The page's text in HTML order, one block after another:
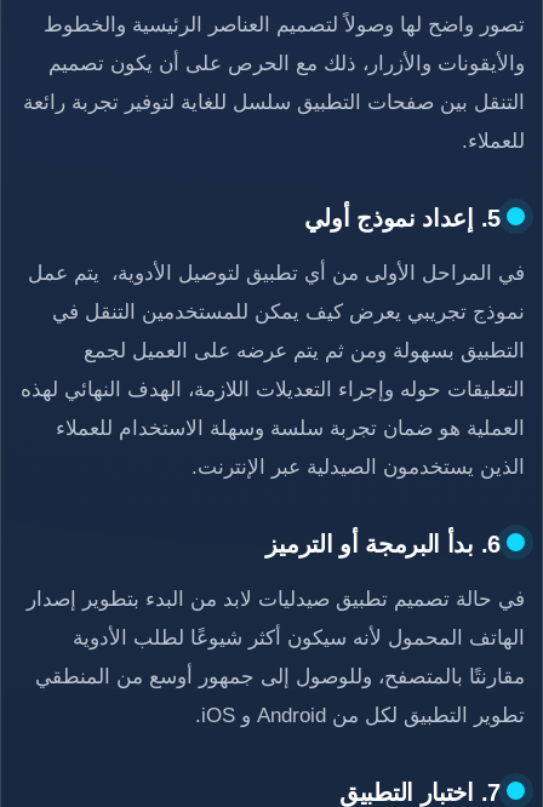
تصور واضح لها وصولاً لتصميم العناصر الرئيسية والخطوط
والأيقونات والأزرار، ذلك مع الحرص على أن يكون تصميم
التنقل بين صفحات التطبيق سلسل للغاية لتوفير تجربة رائعة
للعملاء.
5. إعداد نموذج أولي
في المراحل الأولى من أي تطبيق لتوصيل الأدوية، يتم عمل
نموذج تجريبي يعرض كيف يمكن للمستخدمين التنقل في
التطبيق بسهولة ومن ثم يتم عرضه على العميل لجمع
التعليقات حوله وإجراء التعديلات اللازمة، الهدف النهائي لهذه
العملية هو ضمان تجربة سلسة وسهلة الاستخدام للعملاء
الذين يستخدمون الصيدلية عبر الإنترنت.
6. بدأ البرمجة أو الترميز
في حالة تصميم تطبيق صيدليات لابد من البدء بتطوير إصدار
الهاتف المحمول لأنه سيكون أكثر شيوعًا لطلب الأدوية
مقارنتًا بالمتصفح، وللوصول إلى جمهور أوسع من المنطقي
تطوير التطبيق لكل من Android و iOS.
7. اختبار التطبيق